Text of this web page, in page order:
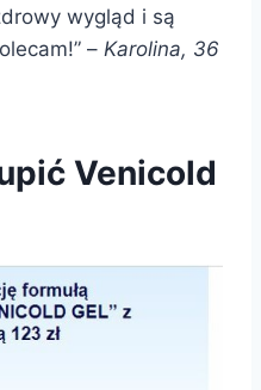
wygląd i są
– Karolina, 36
Venicold